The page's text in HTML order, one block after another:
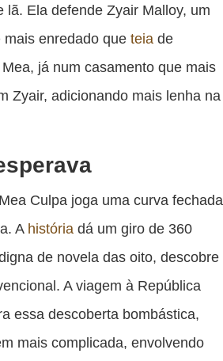
Ela defende Zyair Malloy, um
mais enredado queteia de
já num casamento que mais
Zyair, adicionando mais lenha na
Culpa joga uma curva fechada
A história dá um giro de 360
de novela das oito, descobre
A viagem à República
essa descoberta bombástica,
mais complicada, envolvendo